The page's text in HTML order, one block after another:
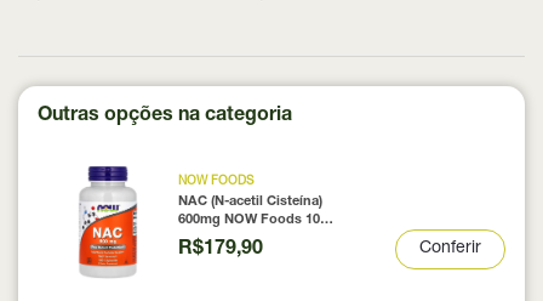
Outras opções na categoria
NOW FOODS
NAC (N-acetil Cisteína)
600mg NOW Foods 100
Cápsulas
R$179,90 Conferir